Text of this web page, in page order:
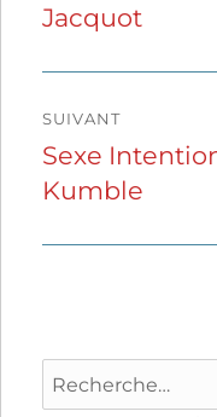
l’article
précédente :
Jacquot
SUIVANT
Publication
suivante :
Sexe
Kumble
Recherche
pour